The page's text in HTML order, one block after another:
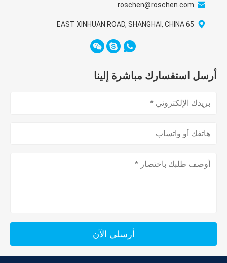
roschen@roschen.com
65 EAST XINHUAN ROAD, SHANGHAI, CHINA
أرسل استفسارك مباشرة إلينا
أرسلي الآن